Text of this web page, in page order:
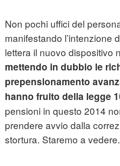
Non pochi uffici del
manifestando l’intenzione
lettera il nuovo dispositivo
mettendo in dubbio le
prepensionamento
hanno fruito della legge
pensioni in questo 2014
prendere avvio dalla
stortura. Staremo a vedere.